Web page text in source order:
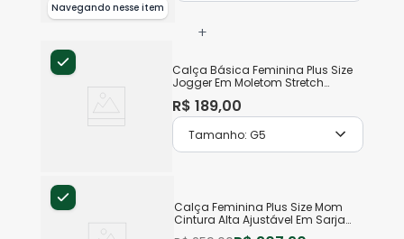
Navegando nesse item
+
Calça Básica Feminina Plus Size
Jogger Em Moletom Stretch
R$ 189,00
Tamanho: G5
Calça Feminina Plus Size Mom
Cintura Alta Ajustável Em Sarja